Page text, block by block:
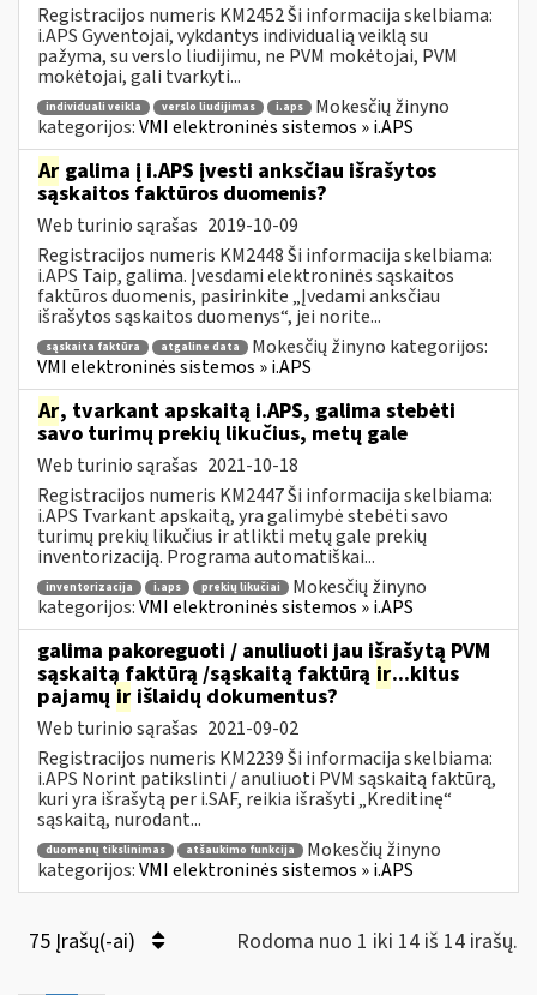
Registracijos numeris KM2452 Ši informacija skelbiama:
i.APS Gyventojai, vykdantys individualią veiklą su
pažyma, su verslo liudijimu, ne PVM mokėtojai, PVM
mokėtojai, gali tvarkyti...
individuali veikla verslo liudijimas i.aps
Mokesčių žinyno
kategorijos:VMI elektroninės sistemos » i.APS
Ar galima į i.APS įvesti anksčiau išrašytos
sąskaitos faktūros duomenis?
Web turinio sąrašas 2019-10-09
Registracijos numeris KM2448 Ši informacija skelbiama:
i.APS Taip, galima. Įvesdami elektroninės sąskaitos
faktūros duomenis, pasirinkite „Įvedami anksčiau
išrašytos sąskaitos duomenys“, jei norite...
sąskaita faktūra atgaline data
Mokesčių žinyno kategorijos:
VMI elektroninės sistemos » i.APS
Ar, tvarkant apskaitą i.APS, galima stebėti
savo turimų prekių likučius, metų gale
Web turinio sąrašas 2021-10-18
Registracijos numeris KM2447 Ši informacija skelbiama:
i.APS Tvarkant apskaitą, yra galimybė stebėti savo
turimų prekių likučius ir atlikti metų gale prekių
inventorizaciją. Programa automatiškai...
inventorizacija i.aps prekių likučiai
Mokesčių žinyno
kategorijos:VMI elektroninės sistemos » i.APS
galima pakoreguoti / anuliuoti jau išrašytą PVM
sąskaitą faktūrą /sąskaitą faktūrą ir...kitus
pajamų ir išlaidų dokumentus?
Web turinio sąrašas 2021-09-02
Registracijos numeris KM2239 Ši informacija skelbiama:
i.APS Norint patikslinti / anuliuoti PVM sąskaitą faktūrą,
kuri yra išrašytą per i.SAF, reikia išrašyti „Kreditinę“
sąskaitą, nurodant...
duomenų tikslinimas atšaukimo funkcija
Mokesčių žinyno
kategorijos:VMI elektroninės sistemos » i.APS
75 Įrašų(-ai) Rodoma nuo 1 iki 14 iš 14 irašų.